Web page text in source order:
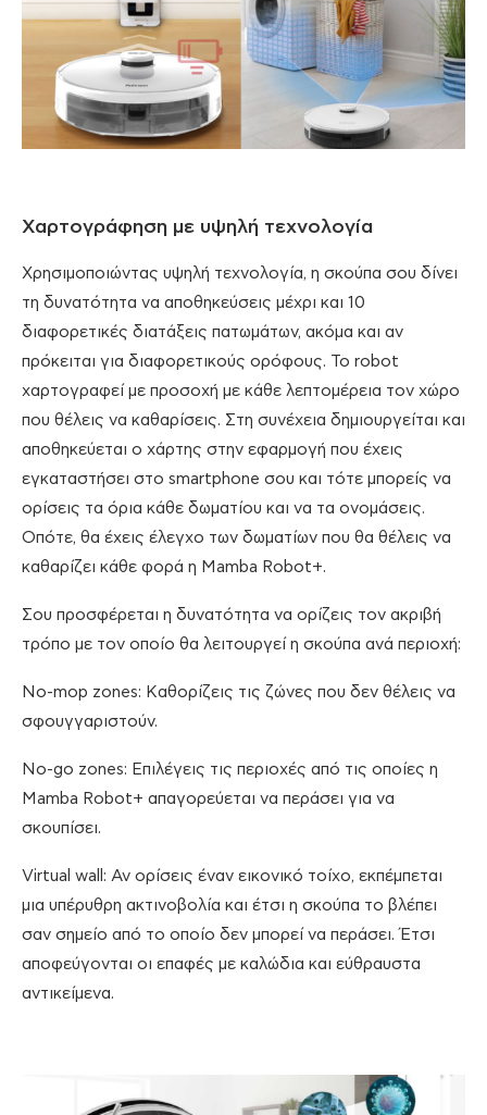
Χαρτογράφηση με υψηλή τεχνολογία
Χρησιμοποιώντας υψηλή τεχνολογία, η σκούπα σου δίνει
τη δυνατότητα να αποθηκεύσεις μέχρι και 10
διαφορετικές διατάξεις πατωμάτων, ακόμα και αν
πρόκειται για διαφορετικούς ορόφους. Το robot
χαρτογραφεί με προσοχή με κάθε λεπτομέρεια τον χώρο
που θέλεις να καθαρίσεις. Στη συνέχεια δημιουργείται και
αποθηκεύεται ο χάρτης στην εφαρμογή που έχεις
εγκαταστήσει στο smartphone σου και τότε μπορείς να
ορίσεις τα όρια κάθε δωματίου και να τα ονομάσεις.
Οπότε, θα έχεις έλεγχο των δωματίων που θα θέλεις να
καθαρίζει κάθε φορά η Mamba Robot+.
Σου προσφέρεται η δυνατότητα να ορίζεις τον ακριβή
τρόπο με τον οποίο θα λειτουργεί η σκούπα ανά περιοχή:
No-mop zones: Καθορίζεις τις ζώνες που δεν θέλεις να
σφουγγαριστούν.
No-go zones: Επιλέγεις τις περιοχές από τις οποίες η
Mamba Robot+ απαγορεύεται να περάσει για να
σκουπίσει.
Virtual wall: Αν ορίσεις έναν εικονικό τοίχο, εκπέμπεται
μια υπέρυθρη ακτινοβολία και έτσι η σκούπα το βλέπει
σαν σημείο από το οποίο δεν μπορεί να περάσει. Έτσι
αποφεύγονται οι επαφές με καλώδια και εύθραυστα
αντικείμενα.